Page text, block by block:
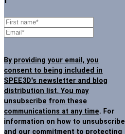
By providing your email, you
consent to being included in
SPEE3D's newsletter and blog
distribution list. You may
unsubscribe from these
communications at any time. For
information on how to unsubscribe
and our commitment to protecting